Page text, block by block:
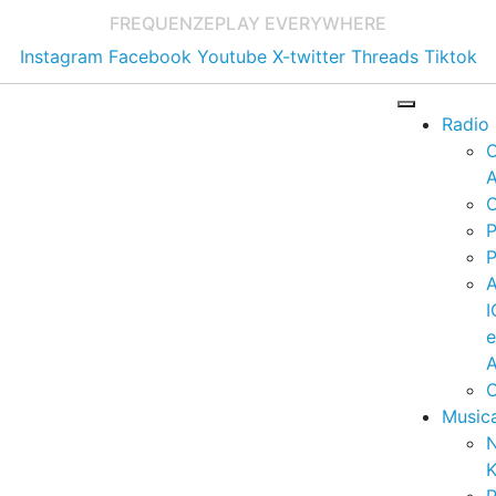
FREQUENZEPLAY EVERYWHERE
Instagram Facebook Youtube X-twitter Threads Tiktok
Radio
e